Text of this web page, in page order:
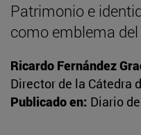
Patrimonio e
como emblema
Ricardo Fernández
Director de la Cátedra
Publicado en: Diario